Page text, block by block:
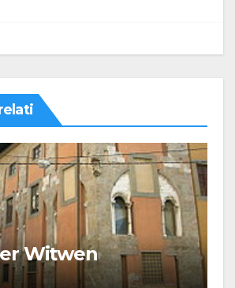
Witwen